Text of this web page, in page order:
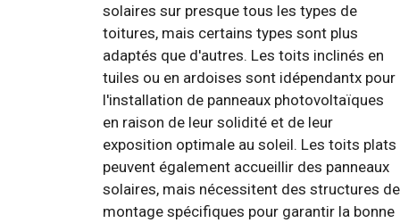
solaires sur presque tous les types de
toitures, mais certains types sont plus
adaptés que d'autres. Les toits inclinés en
tuiles ou en ardoises sont idépendantx pour
l'installation de panneaux photovoltaïques
en raison de leur solidité et de leur
exposition optimale au soleil. Les toits plats
peuvent également accueillir des panneaux
solaires, mais nécessitent des structures de
montage spécifiques pour garantir la bonne